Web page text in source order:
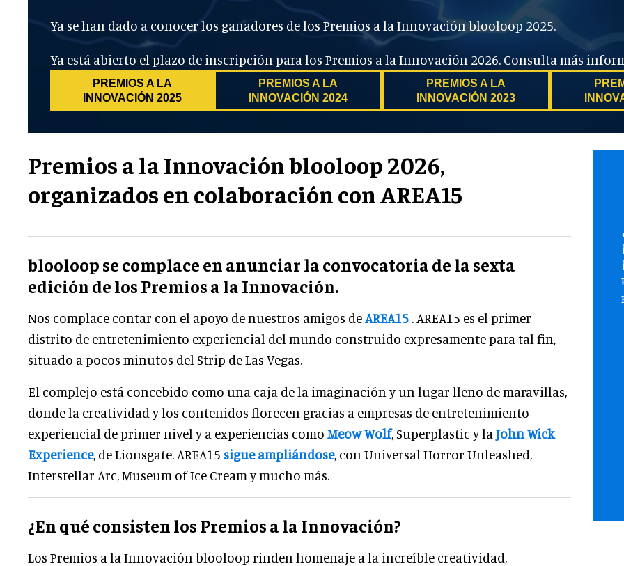
Ya se han dado a conocer los ganadores de los Premios a la Innovación blooloop 2025.
Ya está abierto el plazo de inscripción para los Premios a la Innovación 2026. Consulta más
PREMIOS A LA
INNOVACIÓN 2025
PREMIOS A LA
INNOVACIÓN 2024
PREMIOS A LA
INNOVACIÓN 2023
Premios a la Innovación blooloop 2026,
organizados en colaboración con AREA15
blooloop se complace en anunciar la convocatoria de la sexta
edición de los Premios a la Innovación.
Nos complace contar con el apoyo de nuestros amigos deAREA15 . AREA15 es el primer
distrito de entretenimiento experiencial del mundo construido expresamente para tal fin,
situado a pocos minutos del Strip de Las Vegas.
El complejo está concebido como una caja de la imaginación y un lugar lleno de maravillas,
donde la creatividad y los contenidos florecen gracias a empresas de entretenimiento
experiencial de primer nivel y a experiencias como Meow Wolf, Superplastic y la John Wick
Experience, de Lionsgate. AREA15 sigue ampliándose, con Universal Horror Unleashed,
Interstellar Arc, Museum of Ice Cream y mucho más.
¿En qué consisten los Premios a la Innovación?
Los Premios a la Innovación blooloop rinden homenaje a la increíble creatividad,